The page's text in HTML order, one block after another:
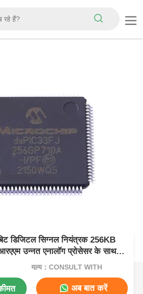
डिजिटल सिग्नल नियंत्रक 256KB
उन्नत एनालॉग प्रोसेसर के साथ
I/PF
मूल्य：CONSULT WITH
अब बात करें